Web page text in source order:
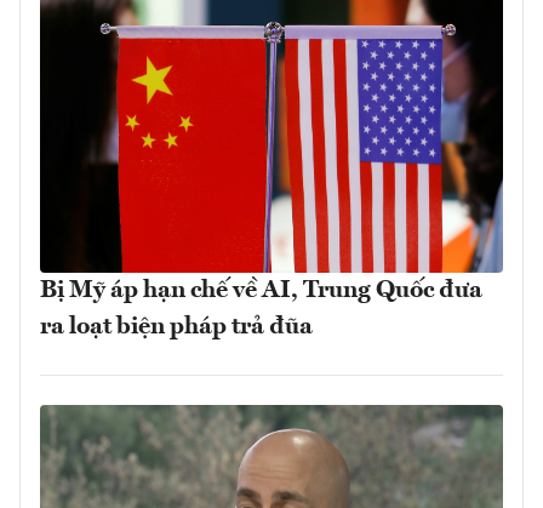
Bị Mỹ áp hạn chế về AI, Trung Quốc đưa
ra loạt biện pháp trả đũa